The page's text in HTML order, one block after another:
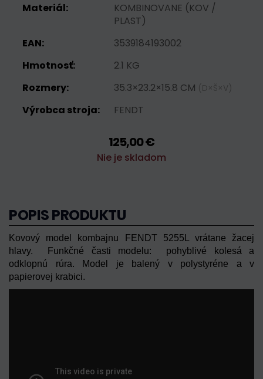
Materiál:
KOMBINOVANE (KOV /
PLAST)
EAN:
3539184193002
Hmotnosť:
2.1 KG
Rozmery:
35.3×23.2×15.8 CM (D×Š×V)
Výrobca stroja: FENDT
125,00 €
Nie je skladom
POPIS PRODUKTU
Kovový model kombajnu FENDT 5255L vrátane žacej
hlavy. Funkčné časti modelu: pohyblivé kolesá a
odklopnú rúra. Model je balený v polystyréne a v
papierovej krabici.